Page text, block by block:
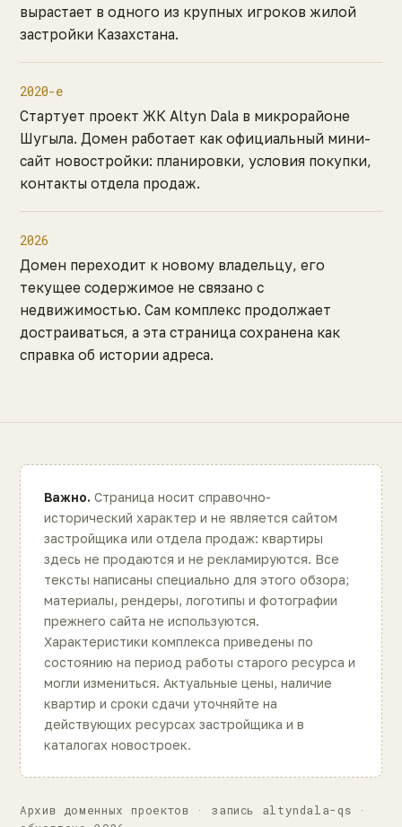
вырастает в одного из крупных игроков жилой
застройки Казахстана.
2020-е
Стартует проект ЖК Altyn Dala в микрорайоне
Шугыла. Домен работает как официальный мини-
сайт новостройки: планировки, условия покупки,
контакты отдела продаж.
2026
Домен переходит к новому владельцу, его
текущее содержимое не связано с
недвижимостью. Сам комплекс продолжает
достраиваться, а эта страница сохранена как
справка об истории адреса.
Важно. Страница носит справочно-
исторический характер и не является сайтом
застройщика или отдела продаж: квартиры
здесь не продаются и не рекламируются. Все
тексты написаны специально для этого обзора;
материалы, рендеры, логотипы и фотографии
прежнего сайта не используются.
Характеристики комплекса приведены по
состоянию на период работы старого ресурса и
могли измениться. Актуальные цены, наличие
квартир и сроки сдачи уточняйте на
действующих ресурсах застройщика и в
каталогах новостроек.
Архив доменных проектов · запись altyndala-qs ·